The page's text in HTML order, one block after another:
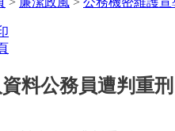
料公務員遭判重刑